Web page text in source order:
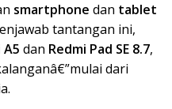
smartphone dan tablet
tantangan ini,
A5 dan Redmi Pad SE 8.7,
dari